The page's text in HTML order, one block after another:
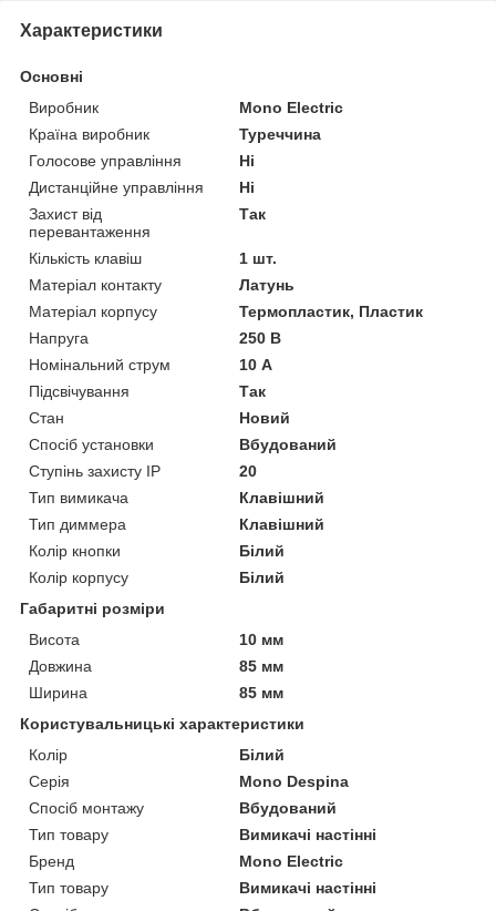
Характеристики
Основні
Виробник
Mono Electric
Країна виробник
Туреччина
Голосове управління
Ні
Дистанційне управління
Ні
Захист від
перевантаження
Так
Кількість клавіш
1 шт.
Матеріал контакту
Латунь
Матеріал корпусу
Термопластик, Пластик
Напруга
250 В
Номінальний струм
10 А
Підсвічування
Так
Стан
Новий
Спосіб установки
Вбудований
Ступінь захисту IP
20
Тип вимикача
Клавішний
Тип диммера
Клавішний
Колір кнопки
Білий
Колір корпусу
Білий
Габаритні розміри
Висота
10 мм
Довжина
85 мм
Ширина
85 мм
Користувальницькі характеристики
Колір
Білий
Серія
Mono Despina
Спосіб монтажу
Вбудований
Тип товару
Вимикачі настінні
Бренд
Mono Electric
Тип товару
Вимикачі настінні